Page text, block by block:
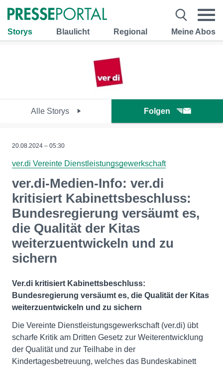
Storys Blaulicht Regional Meine Abos
Alle Storys Folgen
20.08.2024 – 05:30
ver.di Vereinte Dienstleistungsgewerkschaft
ver.di-Medien-Info: ver.di
kritisiert Kabinettsbeschluss:
Bundesregierung versäumt es,
die Qualität der Kitas
weiterzuentwickeln und zu
sichern
Ver.di kritisiert Kabinettsbeschluss:
Bundesregierung versäumt es, die Qualität der Kitas
weiterzuentwickeln und zu sichern
Die Vereinte Dienstleistungsgewerkschaft (ver.di) übt
scharfe Kritik am Dritten Gesetz zur Weiterentwicklung
der Qualität und zur Teilhabe in der
Kindertagesbetreuung, welches das Bundeskabinett